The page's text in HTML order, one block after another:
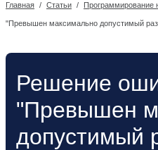
Главная / Статьи / Программирование
"Превышен максимально допустимый
Решение
"Превышен
допустимый